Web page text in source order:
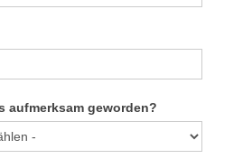
aufmerksam geworden?